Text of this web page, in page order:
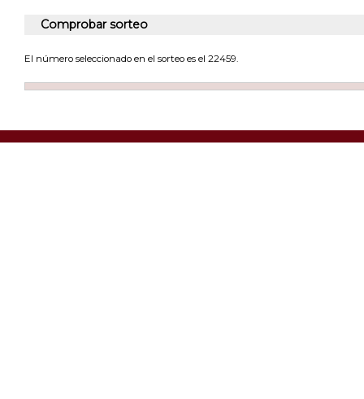
Comprobar sorteo
El número seleccionado en el sorteo es el 22459.